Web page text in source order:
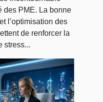
des PME. La bonne
l’optimisation des
de renforcer la
stress...